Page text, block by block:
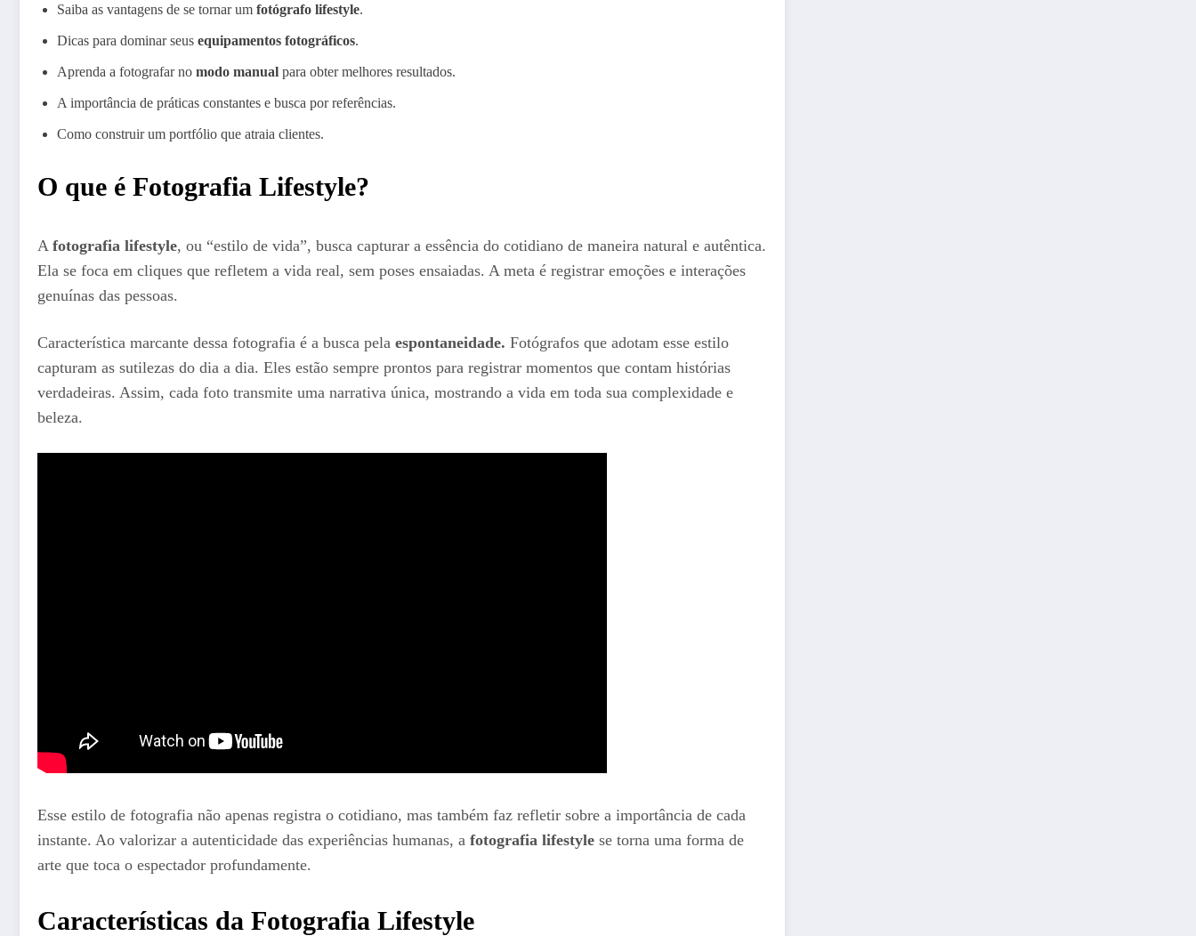
Saiba as vantagens de se tornar um fotógrafo lifestyle.
Dicas para dominar seus equipamentos fotográficos.
Aprenda a fotografar no modo manual para obter melhores resultados.
A importância de práticas constantes e busca por referências.
Como construir um portfólio que atraia clientes.
O que é Fotografia Lifestyle?
A fotografia lifestyle, ou “estilo de vida”, busca capturar a essência do cotidiano de maneira natural e autêntica.
Ela se foca em cliques que refletem a vida real, sem poses ensaiadas. A meta é registrar emoções e interações
genuínas das pessoas.
Característica marcante dessa fotografia é a busca pela espontaneidade. Fotógrafos que adotam esse estilo
capturam as sutilezas do dia a dia. Eles estão sempre prontos para registrar momentos que contam histórias
verdadeiras. Assim, cada foto transmite uma narrativa única, mostrando a vida em toda sua complexidade e
beleza.
Esse estilo de fotografia não apenas registra o cotidiano, mas também faz refletir sobre a importância de cada
instante. Ao valorizar a autenticidade das experiências humanas, a fotografia lifestyle se torna uma forma de
arte que toca o espectador profundamente.
Características da Fotografia Lifestyle